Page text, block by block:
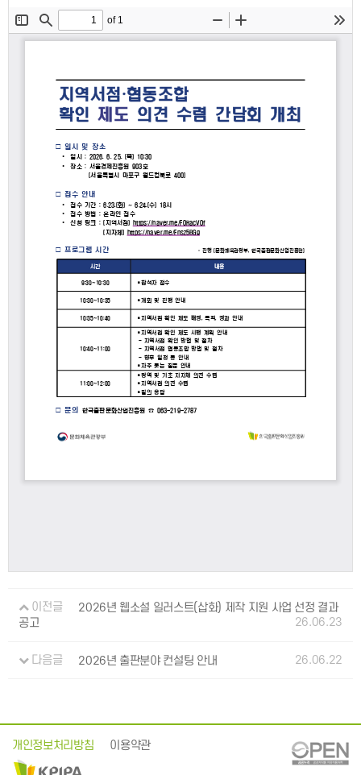
이전글
2026년 웹소설 일러스트(삽화) 제작 지원 사업 선정 결과
공고
26.06.23
다음글 2026년 출판분야 컨설팅 안내 26.06.22
개인정보처리방침 이용약관